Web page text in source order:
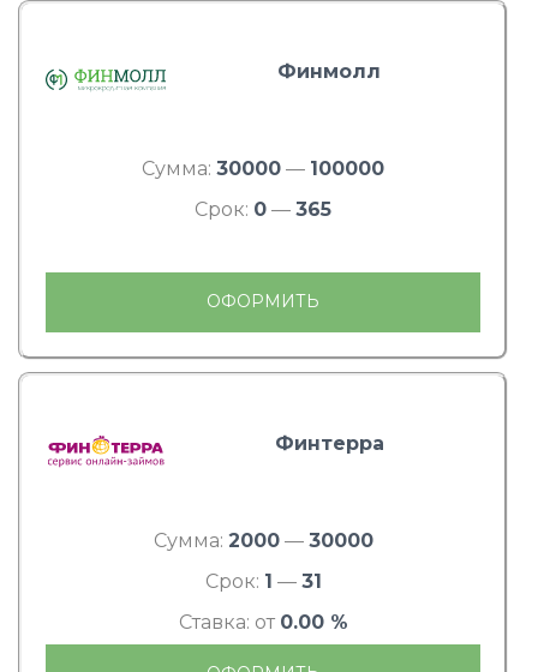
Финмолл
Сумма: 30000 — 100000
Срок: 0 — 365
ОФОРМИТЬ
Финтерра
Сумма: 2000— 30000
Срок: 1 — 31
Ставка: от 0.00 %